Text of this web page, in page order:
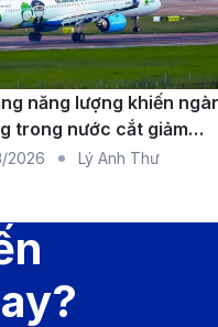
chọn thông minh, tiết
Airlines nổi bật
năng lượng khiến
trong nước cắt giảm
do thiếu nhiên liệu diện
2026 Lý Anh Thư